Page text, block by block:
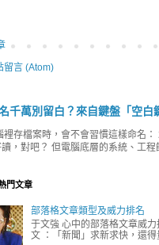
留言 (Atom)
千萬別留白？來自鍵盤「空白
裡存檔案時，會不會習慣這樣命名
，對吧？ 但電腦底層的系統、工
門文章
部落格文章類型及威力排名
于文強 心中的部落格文章威
文 ：「新聞」求新求快，還